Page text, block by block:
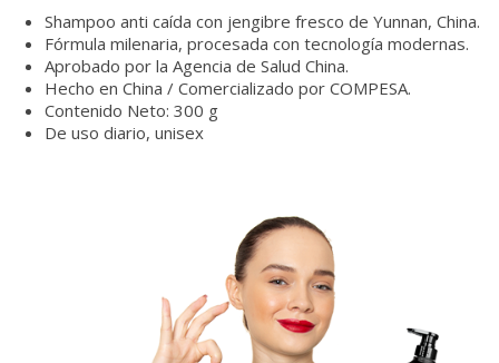
Shampoo anti caída con jengibre fresco de Yunnan, China.
Fórmula milenaria, procesada con tecnología modernas.
Aprobado por la Agencia de Salud China.
Hecho en China / Comercializado por COMPESA.
Contenido Neto: 300 g
De uso diario, unisex